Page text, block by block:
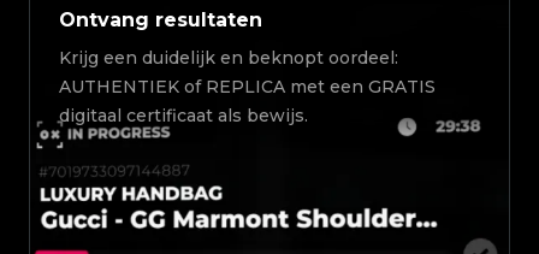
Ontvang resultaten
Krijg een duidelijk en beknopt oordeel:
AUTHENTIEK of REPLICA met een GRATIS
digitaal certificaat als bewijs.